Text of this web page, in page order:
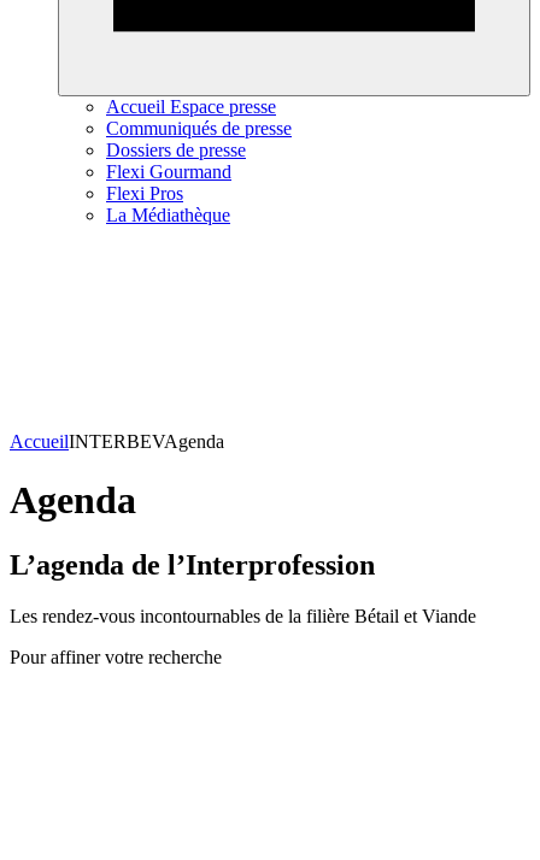
Accueil Espace presse
Communiqués de presse
Dossiers de presse
Flexi Gourmand
Flexi Pros
La Médiathèque
AccueilINTERBEVAgenda
Agenda
L’agenda de l’Interprofession
Les rendez-vous incontournables de la filière Bétail et Viande
Pour affiner votre recherche